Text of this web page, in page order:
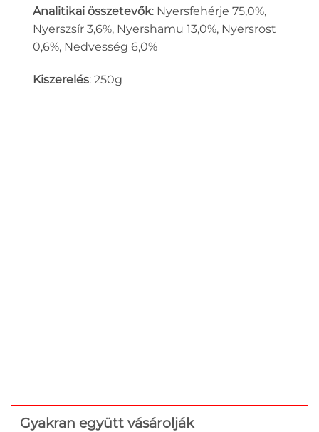
Analitikai összetevők: Nyersfehérje 75,0%,
Nyerszsír 3,6%, Nyershamu 13,0%, Nyersrost
0,6%, Nedvesség 6,0%
Kiszerelés: 250g
Gyakran együtt vásárolják